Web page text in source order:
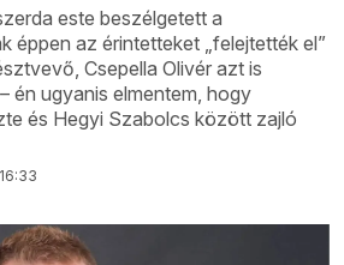
este beszélgetett a
éppen az érintetteket „felejtették el”
Csepella Olivér azt is
én ugyanis elmentem, hogy
és Hegyi Szabolcs között zajló